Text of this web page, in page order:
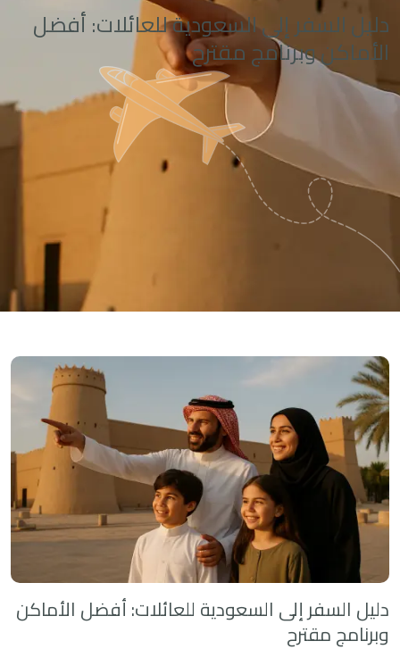
دليل السفر إلى السعودية للعائلات: أفضل
الأماكن وبرنامج مقترح
دليل السفر إلى السعودية للعائلات: أفضل الأماكن
وبرنامج مقترح